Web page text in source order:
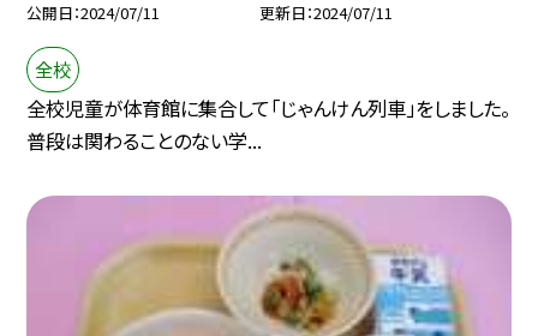
公開日 2024/07/11 更新日 2024/07/11
全校
全校児童が体育館に集合して「じゃんけん列車」をしました。
普段は関わることのない学...